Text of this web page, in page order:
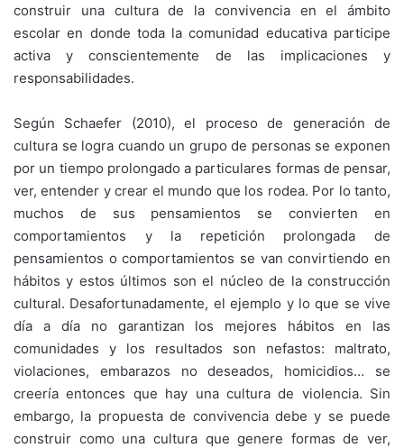
construir una cultura de la convivencia en el ámbito
escolar en donde toda la comunidad educativa participe
activa y conscientemente de las implicaciones y
responsabilidades.
Según Schaefer (2010), el proceso de generación de
cultura se logra cuando un grupo de personas se exponen
por un tiempo prolongado a particulares formas de pensar,
ver, entender y crear el mundo que los rodea. Por lo tanto,
muchos de sus pensamientos se convierten en
comportamientos y la repetición prolongada de
pensamientos o comportamientos se van convirtiendo en
hábitos y estos últimos son el núcleo de la construcción
cultural. Desafortunadamente, el ejemplo y lo que se vive
día a día no garantizan los mejores hábitos en las
comunidades y los resultados son nefastos: maltrato,
violaciones, embarazos no deseados, homicidios… se
creería entonces que hay una cultura de violencia. Sin
embargo, la propuesta de convivencia debe y se puede
construir como una cultura que genere formas de ver,